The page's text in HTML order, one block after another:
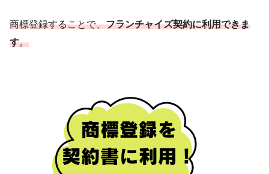
商標登録することで、フランチャイズ契約に利用できま
す。